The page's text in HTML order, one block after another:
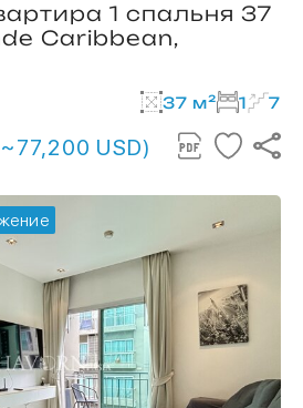
1 спальня 37
Caribbean,
37 м² 1 7
USD)